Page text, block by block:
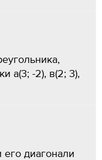
а(3; -2), в(2; 3),
диагонали